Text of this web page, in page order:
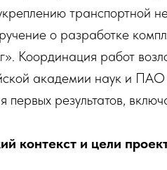
транспортной
о разработке
Координация работ
академии наук и
первых результатов,
контекст и цели